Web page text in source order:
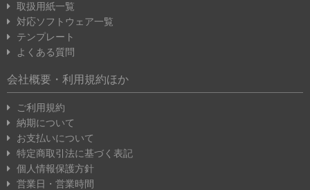
取扱用紙一覧
対応ソフトウェア一覧
テンプレート
よくある質問
会社概要・利用規約ほか
ご利用規約
納期について
お支払いについて
特定商取引法に基づく表記
個人情報保護方針
営業日・営業時間